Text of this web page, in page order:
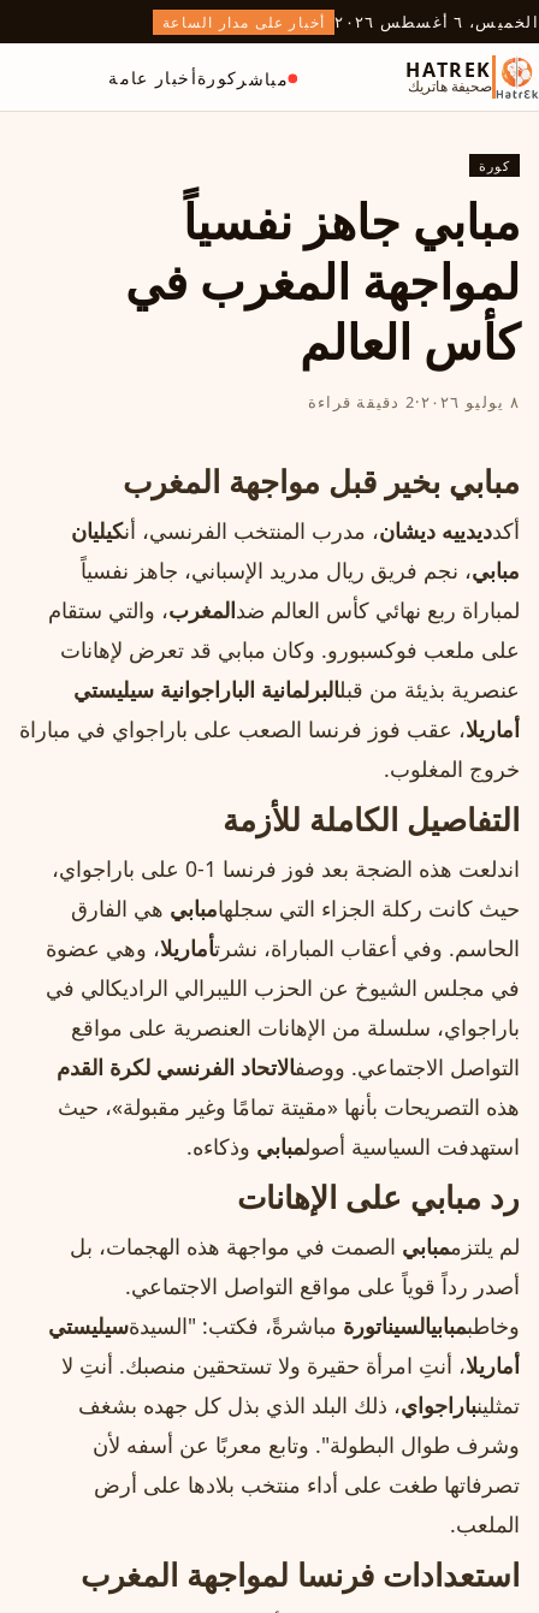
الخميس، ٦ أغسطس ٢٠٢٦ أخبار على مدار الساعة
HATREK
صحيفة هاتريك مباشر كورةأخبار عامة
كورة
مبابي جاهز نفسياً
لمواجهة المغرب في
كأس العالم
٨ يوليو ٢٠٢٦ ·2 دقيقة قراءة
مبابي بخير قبل مواجهة المغرب
أكدديدييه ديشان، مدرب المنتخب الفرنسي، أنكيليان
مبابي، نجم فريق ريال مدريد الإسباني، جاهز نفسياً
لمباراة ربع نهائي كأس العالم ضدالمغرب، والتي ستقام
على ملعب فوكسبورو. وكان مبابي قد تعرض لإهانات
عنصرية بذيئة من قبلالبرلمانية الباراجوانية سيليستي
أماريلا، عقب فوز فرنسا الصعب على باراجواي في مباراة
خروج المغلوب.
التفاصيل الكاملة للأزمة
اندلعت هذه الضجة بعد فوز فرنسا 1-0 على باراجواي،
حيث كانت ركلة الجزاء التي سجلهامبابي هي الفارق
الحاسم. وفي أعقاب المباراة، نشرتأماريلا، وهي عضوة
في مجلس الشيوخ عن الحزب الليبرالي الراديكالي في
باراجواي، سلسلة من الإهانات العنصرية على مواقع
التواصل الاجتماعي. ووصفالاتحاد الفرنسي لكرة القدم
هذه التصريحات بأنها «مقيتة تمامًا وغير مقبولة»، حيث
استهدفت السياسية أصولمبابي وذكاءه.
رد مبابي على الإهانات
لم يلتزممبابي الصمت في مواجهة هذه الهجمات، بل
أصدر رداً قوياً على مواقع التواصل الاجتماعي.
وخاطبمبابيالسيناتورة مباشرةً، فكتب: "السيدةسيليستي
أماريلا، أنتِ امرأة حقيرة ولا تستحقين منصبك. أنتِ لا
تمثلينباراجواي، ذلك البلد الذي بذل كل جهده بشغف
وشرف طوال البطولة". وتابع معربًا عن أسفه لأن
تصرفاتها طغت على أداء منتخب بلادها على أرض
الملعب.
استعدادات فرنسا لمواجهة المغرب